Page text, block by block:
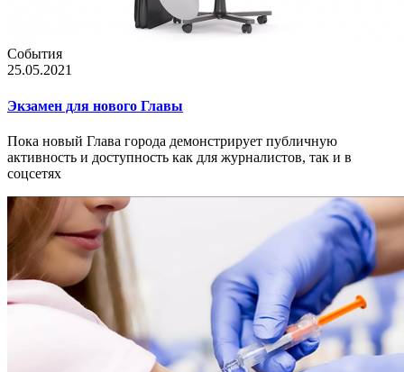
События
25.05.2021
Экзамен для нового Главы
Пока новый Глава города демонстрирует публичную
активность и доступность как для журналистов, так и в
соцсетях